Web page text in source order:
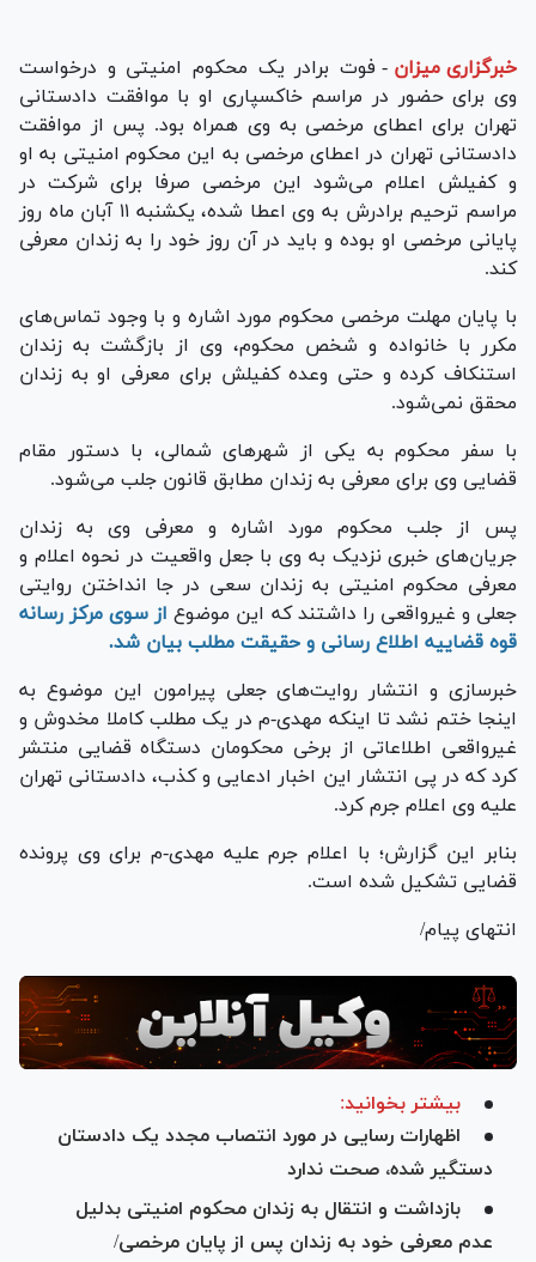
خبرگزاری میزان - فوت برادر یک محکوم امنیتی و درخواست
وی برای حضور در مراسم خاکسپاری او با موافقت دادستانی
تهران برای اعطای مرخصی به وی همراه بود. پس از موافقت
دادستانی تهران در اعطای مرخصی به این محکوم امنیتی به او
و کفیلش اعلام می‌شود این مرخصی صرفا برای شرکت در
مراسم ترحیم برادرش به وی اعطا شده، یکشنبه ۱۱ آبان ماه روز
پایانی مرخصی او بوده و باید در آن روز خود را به زندان معرفی
کند.
با پایان مهلت مرخصی محکوم مورد اشاره و با وجود تماس‌های
مکرر با خانواده و شخص محکوم، وی از بازگشت به زندان
استنکاف کرده و حتی وعده کفیلش برای معرفی او به زندان
محقق نمی‌شود.
با سفر محکوم به یکی از شهر‌های شمالی، با دستور مقام
قضایی وی برای معرفی به زندان مطابق قانون جلب می‌شود.
پس از جلب محکوم مورد اشاره و معرفی وی به زندان
جریان‌های خبری نزدیک به وی با جعل واقعیت در نحوه اعلام و
معرفی محکوم امنیتی به زندان سعی در جا انداختن روایتی
جعلی و غیرواقعی را داشتند که این موضوع از سوی مرکز رسانه
قوه قضاییه اطلاع رسانی و حقیقت مطلب بیان شد.
خبرسازی و انتشار روایت‌های جعلی پیرامون این موضوع به
اینجا ختم نشد تا اینکه مهدی-م در یک مطلب کاملا مخدوش و
غیرواقعی اطلاعاتی از برخی محکومان دستگاه قضایی منتشر
کرد که در پی انتشار این اخبار ادعایی و کذب، دادستانی تهران
علیه وی اعلام جرم کرد.
بنابر این گزارش؛ با اعلام جرم علیه مهدی-م برای وی پرونده
قضایی تشکیل شده است.
انتهای پیام/
بیشتر بخوانید:
اظهارات رسایی در مورد انتصاب مجدد یک دادستان
دستگیر شده، صحت ندارد
بازداشت و انتقال به زندان محکوم امنیتی بدلیل
عدم معرفی خود به زندان پس از پایان مرخصی/